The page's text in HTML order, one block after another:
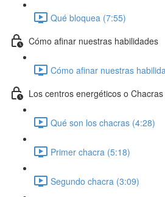
Qué bloquea (7:55)
Cómo afinar nuestras habilidades
Cómo afinar nuestras
Los centros energéticos o Chacras
Qué son los chacras (4:28)
Primer chacra (5:18)
Segundo chacra (3:09)